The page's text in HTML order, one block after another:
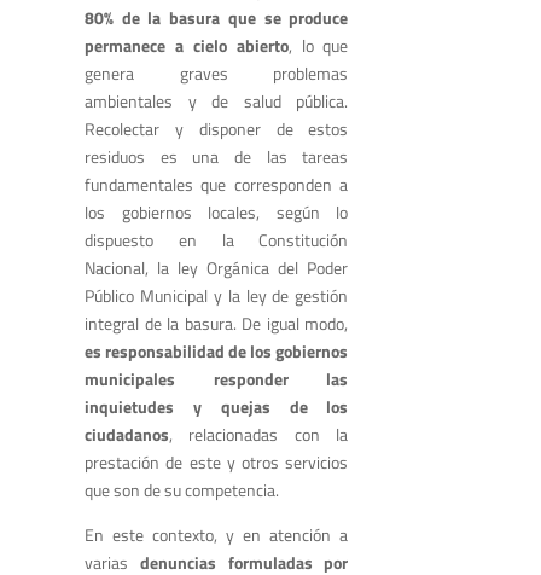
80% de la basura que se produce
permanece a cielo abierto, lo que
genera graves problemas
ambientales y de salud pública.
Recolectar y disponer de estos
residuos es una de las tareas
fundamentales que corresponden a
los gobiernos locales, según lo
dispuesto en la Constitución
Nacional, la ley Orgánica del Poder
Público Municipal y la ley de gestión
integral de la basura. De igual modo,
es responsabilidad de los gobiernos
municipales responder las
inquietudes y quejas de los
ciudadanos, relacionadas con la
prestación de este y otros servicios
que son de su competencia.
En este contexto, y en atención a
varias denuncias formuladas por